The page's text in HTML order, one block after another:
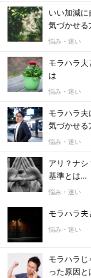
いい加減
気づかせる
悩み・迷い
モラハラ
は
悩み・迷い
モラハラ
気づかせる
悩み・迷い
アリ？ナ
基準とは…
悩み・迷い
モラハラ
悩み・迷い
モラハラ
った原因と